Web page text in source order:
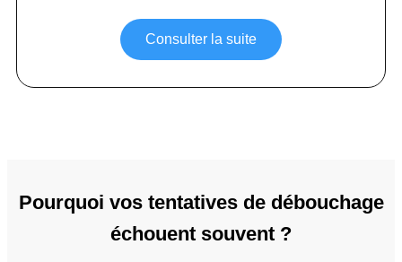
Consulter la suite
Pourquoi vos tentatives de débouchage
échouent souvent ?